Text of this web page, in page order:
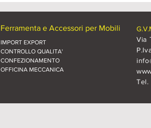
Ferramenta e Accessori per Mobili
IMPORT EXPORT
CONTROLLO QUALITA'
CONFEZIONAMENTO
OFFICINA MECCANICA
Via
Tel.